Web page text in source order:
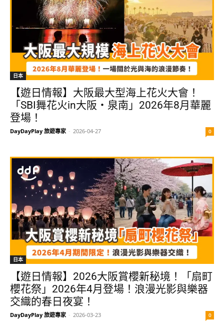
日本
【遊日情報】大阪最大型海上花火大會！
「SBI舞花火in大阪・泉南」2026年8月華麗
登場！
DayDayPlay 旅遊專家 - 2026-04-27 0
日本
【遊日情報】2026大阪賞櫻新秘境！「扇町
櫻花祭」2026年4月登場！浪漫光影與樂器
交織的春日夜宴！
DayDayPlay 旅遊專家 - 2026-03-23 0